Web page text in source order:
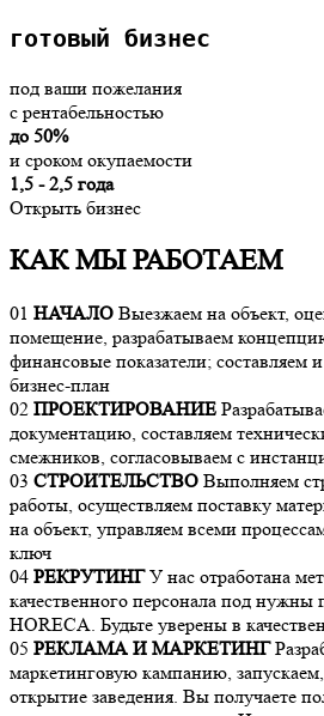
готовый бизнес
под ваши пожелания
с рентабельностью
до 50%
и сроком окупаемости
1,5 - 2,5 года
Открыть бизнес
КАК МЫ РАБОТАЕМ
01 НАЧАЛО Выезжаем на объект,
помещение, разрабатываем
финансовые показатели; составляем
бизнес-план
02 ПРОЕКТИРОВАНИЕ
документацию, составляем
смежников, согласовываем с
03 СТРОИТЕЛЬСТВО Выполняем
работы, осуществляем поставку
на объект, управляем всеми
ключ
04 РЕКРУТИНГУ нас отработана
качественного персонала под нужны
HORECA. Будьте уверены в
05 РЕКЛАМА И МАРКЕТИНГ
маркетинговую кампанию,
открытие заведения. Вы получаете